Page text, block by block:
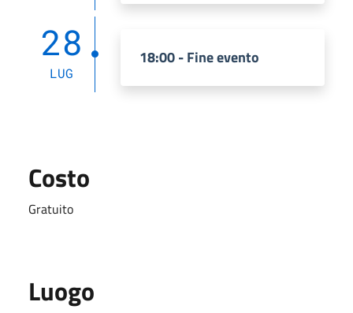
28
LUG
18:00 - Fine evento
Costo
Gratuito
Luogo